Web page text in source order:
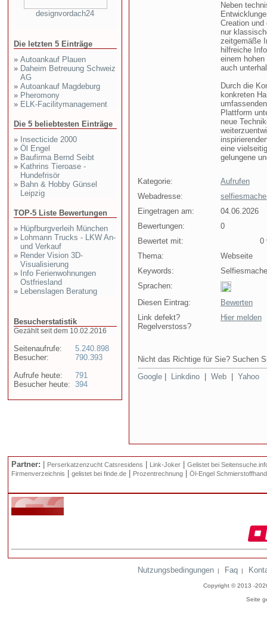
designvordach24
Die letzten 5 Einträge
» Autoankauf Plauen
» Daheim Betreuung Schweiz
AG
» Autoankauf Magdeburg
» Pheromony
» ELK-Facilitymanagement
Die 5 beliebtesten Einträge
» Insecticide 2000
» Öl Engel
» Baufirma Bernd Seibt
» Kathrins Tieroase -
Hundefrisör
» Bahn & Hobby Günsel
Leipzig
TOP-5 Liste Bewertungen
» Hüpfburgverleih München
» Lohmann Trucks - LKW An-
und Verkauf
» Render Vision 3D-
Visualisierung
» Info Ferienwohnungen
Ostfriesland
» Lebenslagen Beratung
Besucherstatistik
Gezählt seit dem 10.02.2016
Seitenaufrufe:
Besucher:
Aufrufe heute:
Besucher heute:
5.240.898
790.393
791
394
Neben
Creation
nur
zeitgemäße
hilfreiche
einem
auch
Durch die
konkreten
Plattform
neue
eine
gelungene
Kategorie:
Aufrufen
Webadresse:
Eingetragen am:
04.06.2026
Bewertungen:
0
Bewertet mit:
0
Thema:
Webseite
Keywords:
Sprachen:
Diesen Eintrag:
Bewerten
Link defekt?
Regelverstoss?
Hier melden
Nicht das Richtige für Sie? Suchen
Google
Linkdino Web Yahoo
Partner: Perserkatzenzucht Catsresidens Link-Joker
Gelistet bei
Firmenverzeichnis
gelistet bei finde.de Prozentrechnung Öl-Engel
Nutzungsbedingungen | Faq |
Copyright © 2013 -
Seite